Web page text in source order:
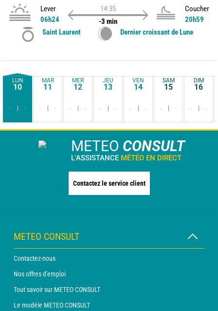
Lever
06h24
14:35
-3 min
Coucher
20h59
Saint Laurent
Dernier croissant de Lune
LUN
10
- -
MAR
11
- -
MER
12
- -
JEU
13
- -
VEN
14
- -
SAM
15
- -
DIM
16
- -
METEO CONSULT
L'ASSISTANCE MÉTÉO EN DIRECT
Contactez le service client
METEO CONSULT
Contactez-nous
Nos offres d'emploi
Tout savoir sur METEO CONSULT
Le modèle METEO CONSULT